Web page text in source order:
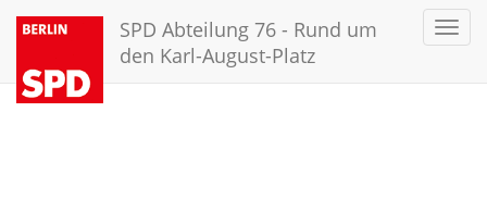
SPD Abteilung 76 - Rund um
den Karl-August-Platz